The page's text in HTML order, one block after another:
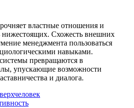
властные отношения и
нижестоящих. Схожесть внешних
менеджмента пользоваться
навыками.
превращаются в
упускающие возможности
и диалога.